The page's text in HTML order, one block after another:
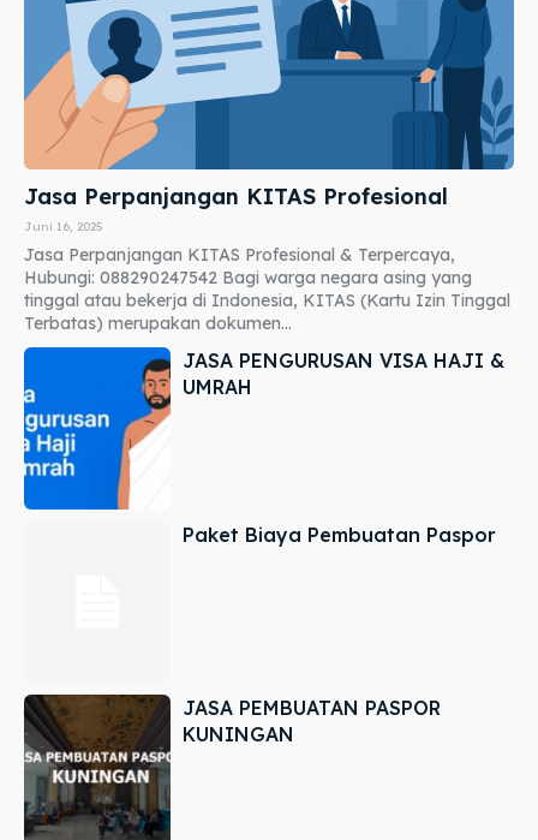
Jasa Perpanjangan KITAS Profesional
Juni 16, 2025
Jasa Perpanjangan KITAS Profesional & Terpercaya,
Hubungi: 088290247542 Bagi warga negara asing yang
tinggal atau bekerja di Indonesia, KITAS (Kartu Izin Tinggal
Terbatas) merupakan dokumen...
JASA PENGURUSAN VISA HAJI &
UMRAH
Paket Biaya Pembuatan Paspor
JASA PEMBUATAN PASPOR
KUNINGAN